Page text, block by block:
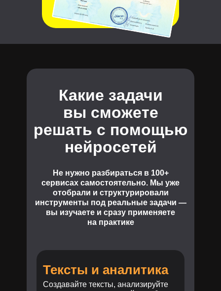
Не нужно разбираться в 100+
сервисах самостоятельно. Мы уже
отобрали и структурировали
инструменты под реальные задачи —
вы изучаете и сразу применяете
на практике
Какие задачи
вы сможете
решать с помощью
нейросетей
Тексты и аналитика
Создавайте тексты, анализируйте